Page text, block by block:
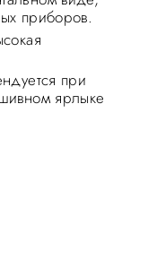
приборов.
при
ярлыке